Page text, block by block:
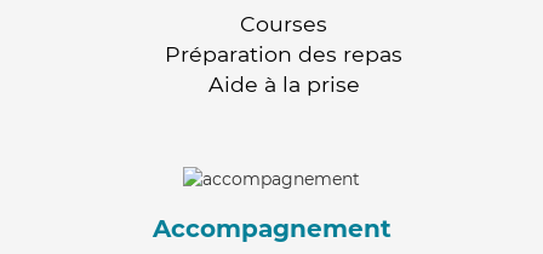
Courses
Préparation des repas
Aide à la prise
Accompagnement